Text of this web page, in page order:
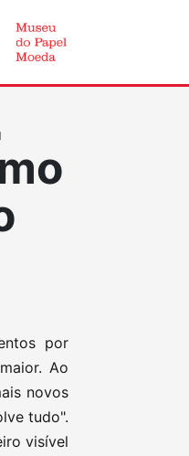
por
Ao
novos
tudo".
visível